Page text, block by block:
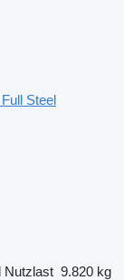
Steel
Nutzlast 9.820 kg